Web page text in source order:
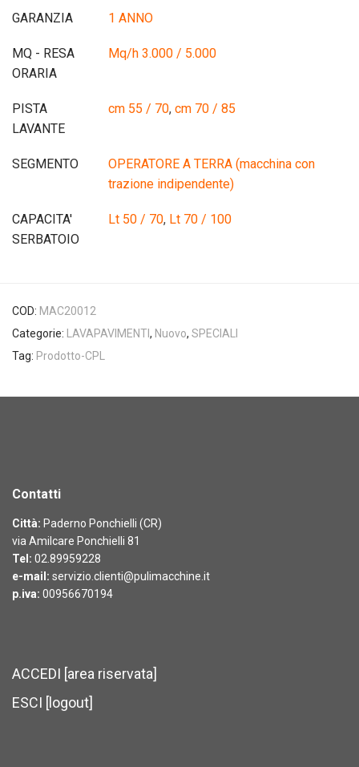
GARANZIA 1 ANNO
MQ - RESA
ORARIA
Mq/h 3.000 / 5.000
PISTA
LAVANTE
cm 55 / 70, cm 70 / 85
SEGMENTO
OPERATORE A TERRA (macchina con
trazione indipendente)
CAPACITA'
SERBATOIO
Lt 50 / 70, Lt 70 / 100
COD: MAC20012
Categorie:
LAVAPAVIMENTI, Nuovo, SPECIALI
Tag: Prodotto-CPL
Contatti
Città: Paderno Ponchielli (CR)
via Amilcare Ponchielli 81
Tel: 02.89959228
e-mail: servizio.clienti@pulimacchine.it
p.iva: 00956670194
ACCEDI [area riservata]
ESCI [logout]